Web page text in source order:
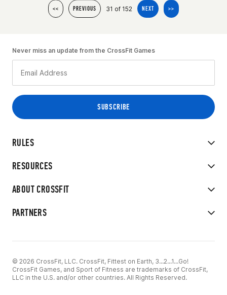
<< PREVIOUS 31 of 152 NEXT >>
RULES
RESOURCES
ABOUT CROSSFIT
PARTNERS
Never miss an update from the CrossFit Games
© 2026 CrossFit, LLC. CrossFit, Fittest on Earth, 3...2...1...Go!
CrossFit Games, and Sport of Fitness are trademarks of CrossFit,
LLC in the U.S. and/or other countries. All Rights Reserved.